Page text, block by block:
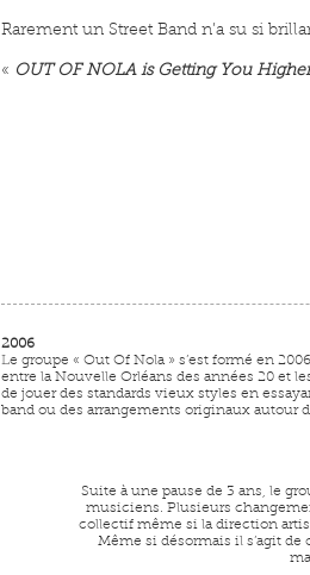
Rarement un Street Band n’a su si
« OUT OF NOLA is Getting You
2006
Le groupe « Out Of Nola » s’est formé en
entre la Nouvelle Orléans des années 20 et
de jouer des standards vieux styles en
band ou des arrangements originaux autour
Suite à une pause de 3 ans, le
musiciens. Plusieurs
collectif même si la direction
Même si désormais il s’agit